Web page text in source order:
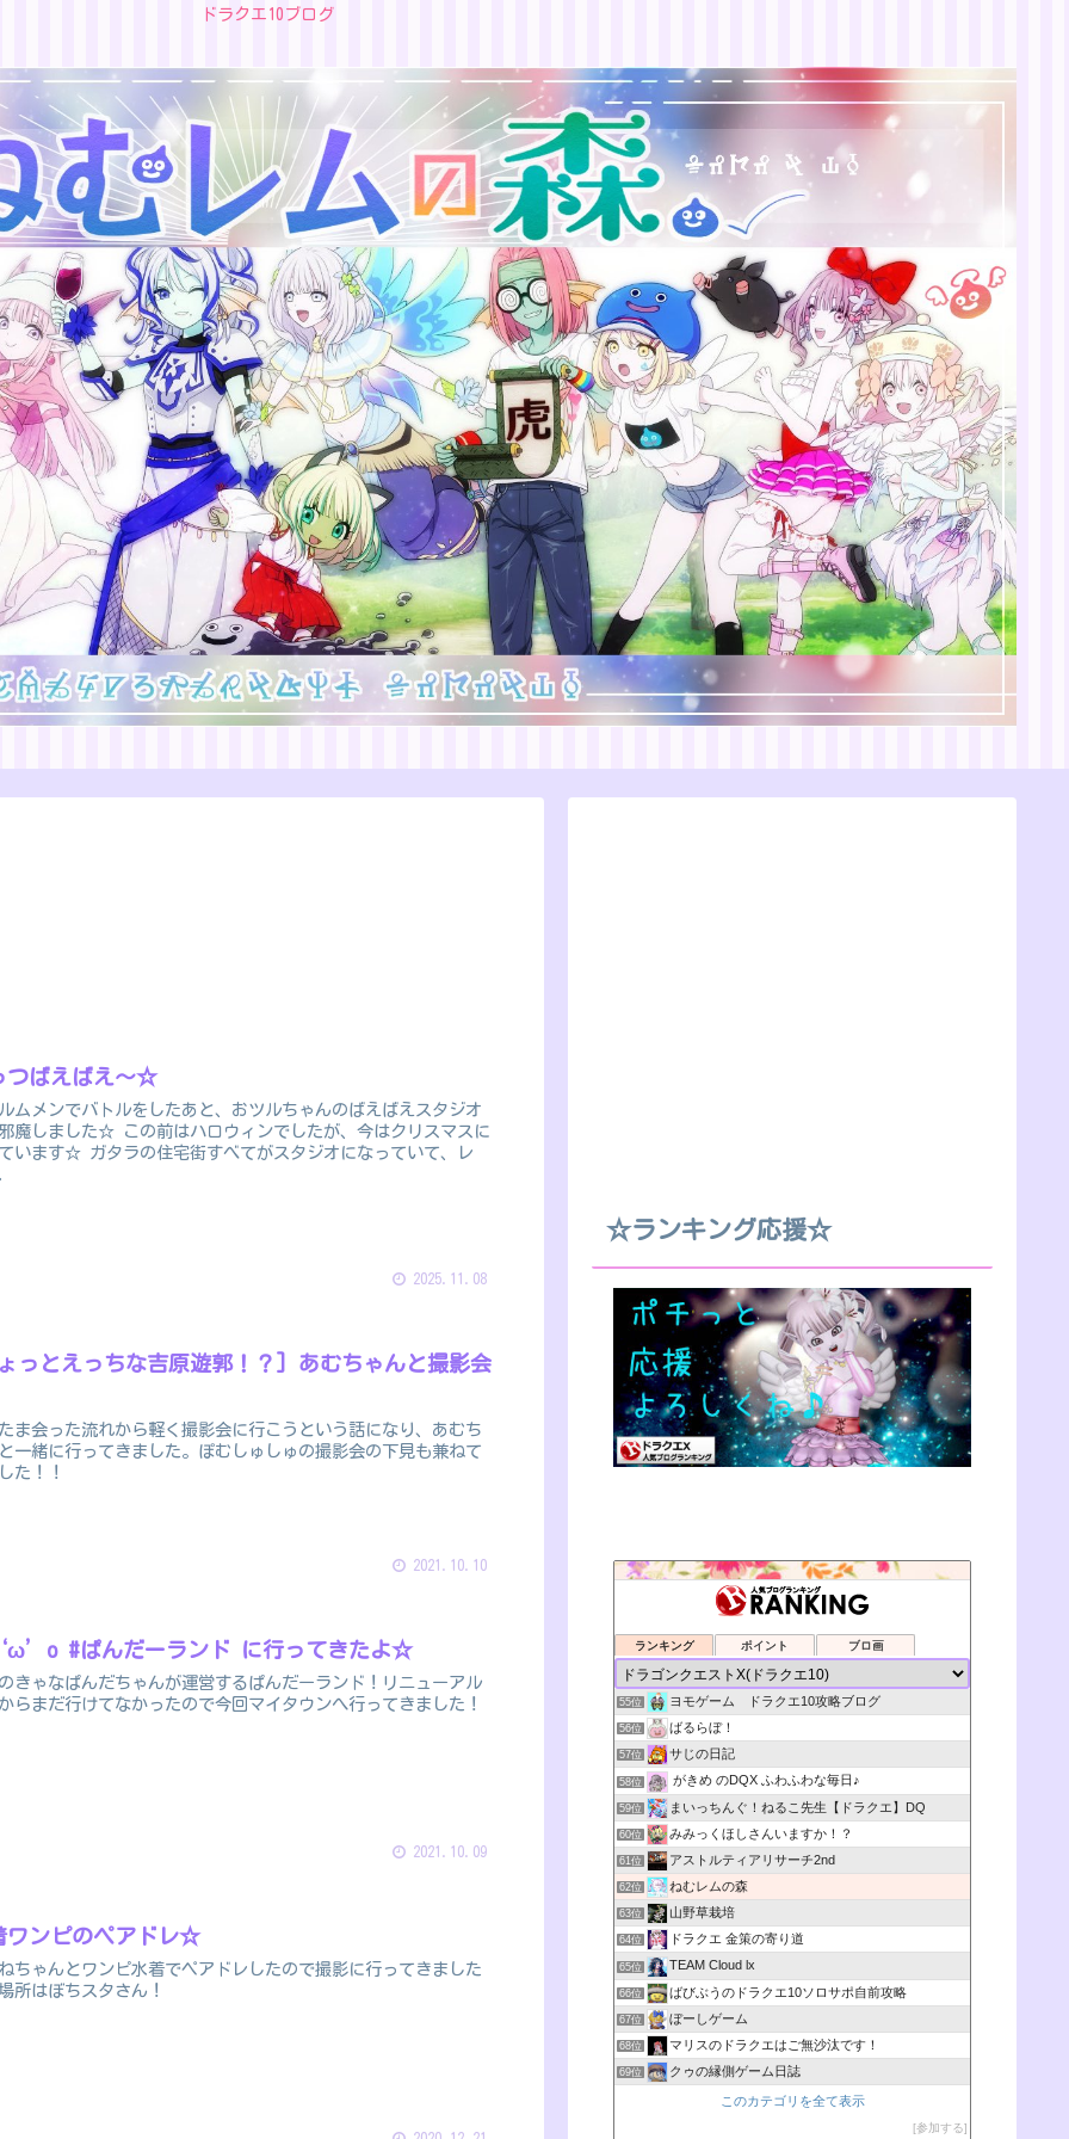
ドラクエ10ブログ
つばえばえ～☆
ムメンでバトルをしたあと、おツルちゃんのばえばえスタジオ
魔しました☆ この前はハロウィンでしたが、今はクリスマスに
います☆ ガタラの住宅街すべてがスタジオになっていて、レ
2025.11.08
っとえっちな吉原遊郭！？] あむちゃんと撮影会
ま会った流れから軽く撮影会に行こうという話になり、あむち
一緒に行ってきました。ぽむしゅしゅの撮影会の下見も兼ねて
た！！
2021.10.10
#ぱんだーランド に行ってきたよ☆
きゃなぱんだちゃんが運営するぱんだーランド！リニューアル
らまだ行けてなかったので今回マイタウンへ行ってきました！
2021.10.09
ワンピのペアドレ☆
ちゃんとワンピ水着でペアドレしたので撮影に行ってきました
所はぼちスタさん！
☆ランキング応援☆
ランキング ポイント ブロ画
55位 ヨモゲーム ドラクエ10攻略ブログ
56位 ばるらぼ！
57位 サじの日記
58位 がきめ のDQX ふわふわな毎日♪
59位 まいっちんぐ！ねるこ先生【ドラクエ】DQ
60位 みみっくほしさんいますか！？
61位 アストルティアリサーチ2nd
62位 ねむレムの森
63位 山野草栽培
64位 ドラクエ 金策の寄り道
65位 TEAM Cloud lx
66位 ばびぶうのドラクエ10ソロサポ自前攻略
67位 ぼーしゲーム
68位 マリスのドラクエはご無沙汰です！
69位 クゥの縁側ゲーム日誌
このカテゴリを全て表示
参加する